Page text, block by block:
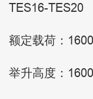
TES16-TES20
额定载荷：
举升高度：